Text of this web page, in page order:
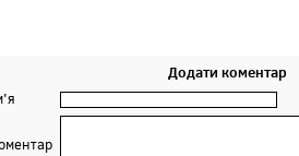
Додати коментар